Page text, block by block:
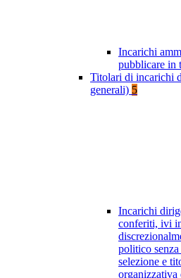
Incarichi
pubblicare in
Titolari di incarichi
generali) 5
Incarichi
conferiti, ivi
politico
selezione e